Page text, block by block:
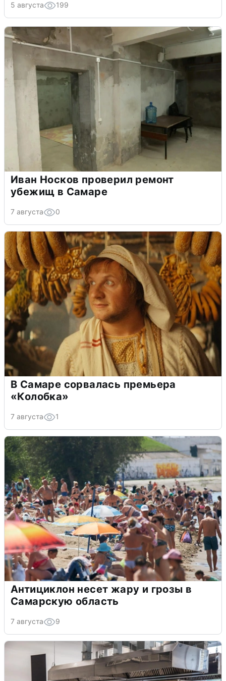
5 августа 199
Иван Носков проверил ремонт
убежищ в Самаре
7 августа 0
В Самаре сорвалась премьера
«Колобка»
7 августа 1
Антициклон несет жару и грозы в
Самарскую область
7 августа 9